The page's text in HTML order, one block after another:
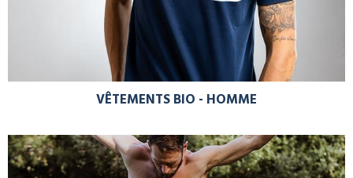
VÊTEMENTS BIO - HOMME